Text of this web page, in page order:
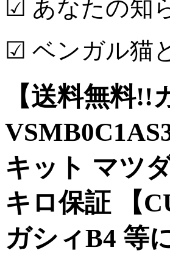
☑ あなたの知
☑ ベンガル猫
【送料無料
キット マツ
キロ保証 【
ガシィB4 等